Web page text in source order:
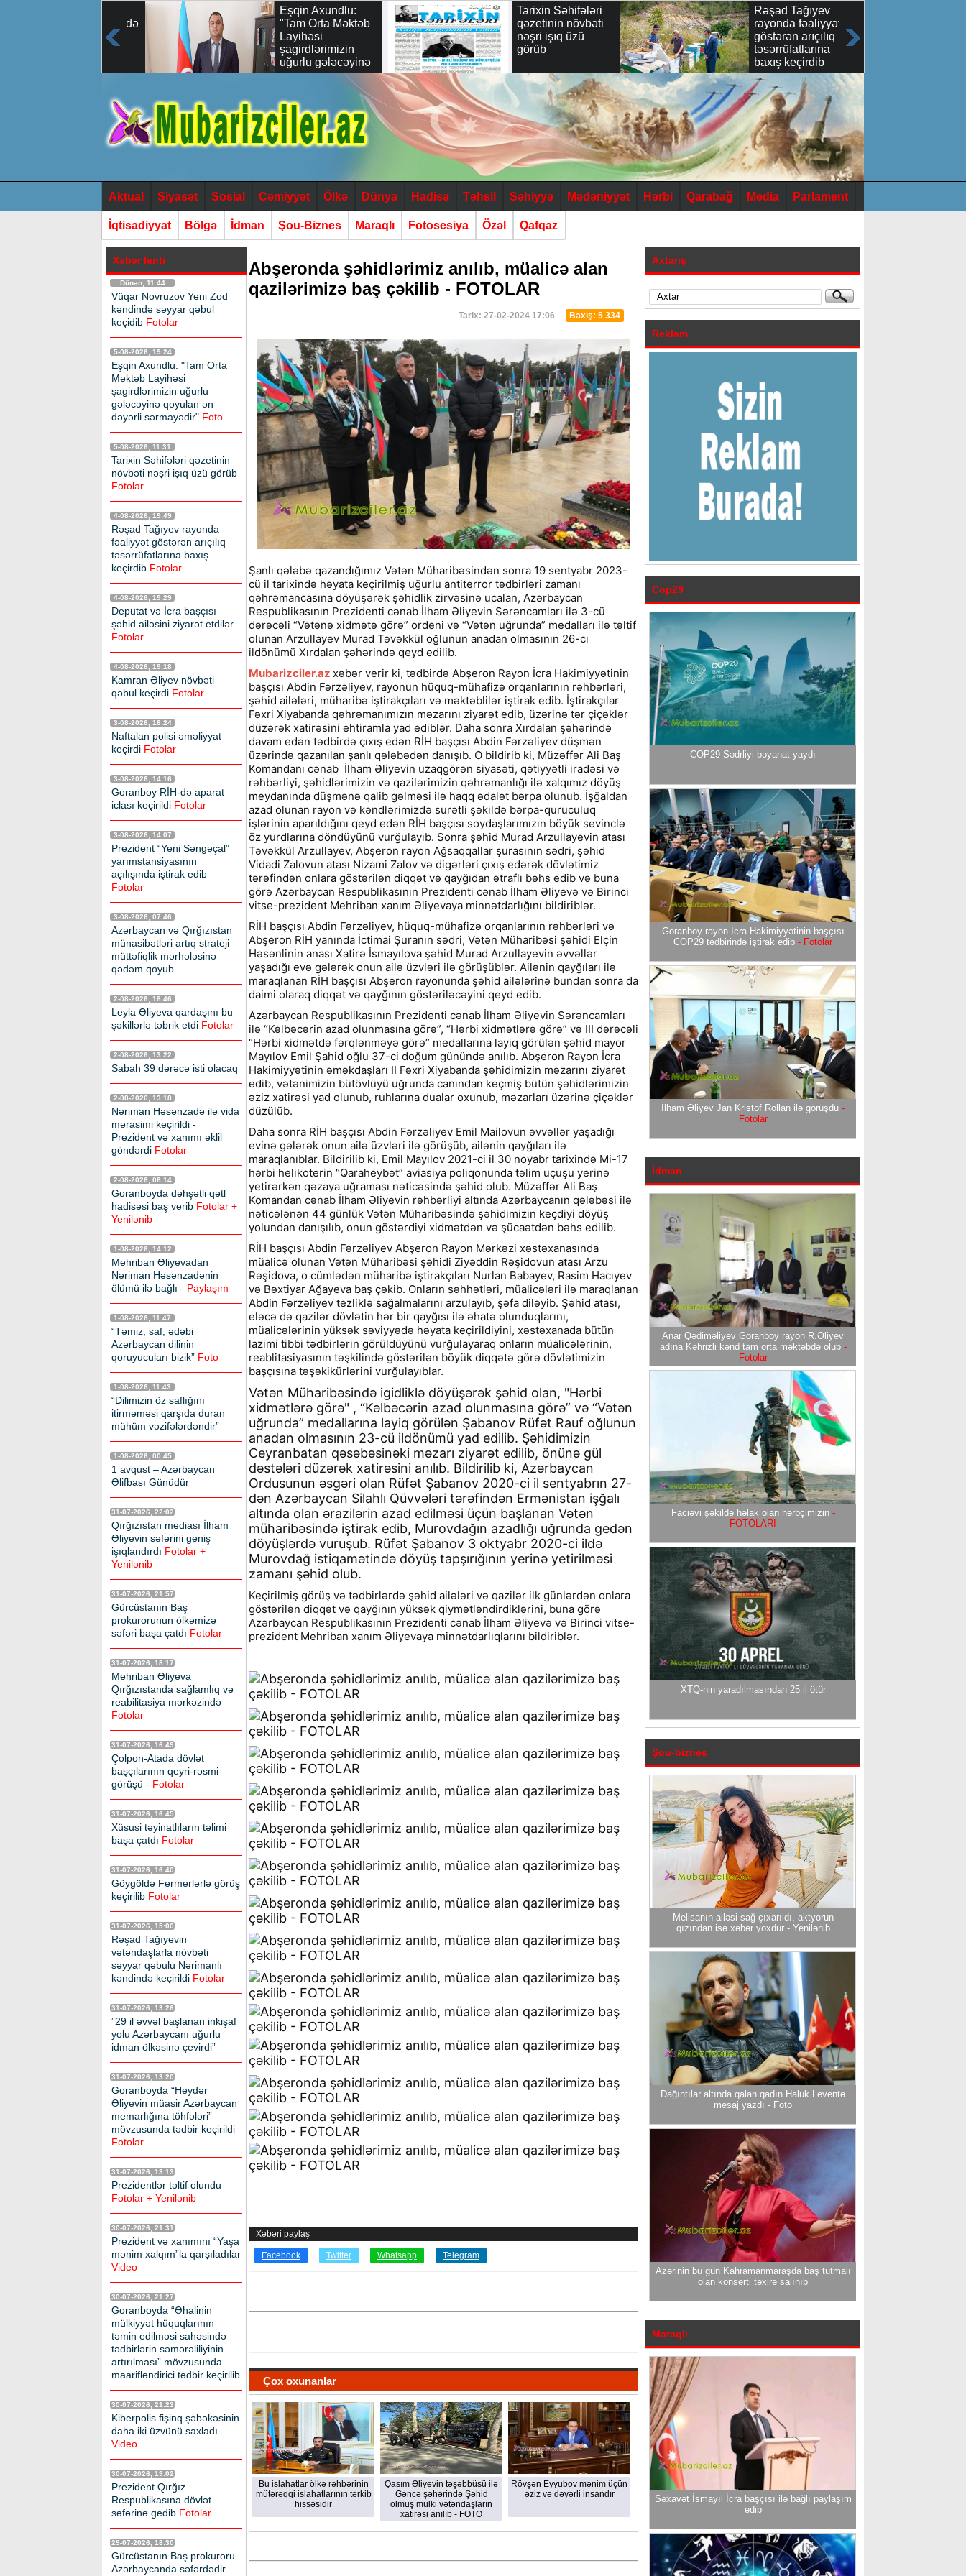
Eşqin Axundlu:
"Tam Orta Məktəb
Layihəsi
şagirdlərimizin
uğurlu gələcəyinə
qoyulan ən dəyərli
Tarixin Səhifələri
qəzetinin növbəti
nəşri işıq üzü
görüb
Rəşad Tağıyev
rayonda fəaliyyət
göstərən arıçılıq
təsərrüfatlarına
baxış keçirdib
Aktual Siyasət Sosial Cəmiyyət Ölkə Dünya Hadisə Təhsil Səhiyyə Mədəniyyət Hərbi Qarabağ Media Parlament
İqtisadiyyat Bölgə İdman Şou-Biznes Maraqlı Fotosesiya Özəl Qafqaz
Xəbər lenti
Dünən, 11:44
Vüqar Novruzov Yeni Zod
kəndində səyyar qəbul
keçidib Fotolar
5-08-2026, 19:24
Eşqin Axundlu: "Tam Orta
Məktəb Layihəsi
şagirdlərimizin uğurlu
gələcəyinə qoyulan ən
dəyərli sərmayədir" Foto
5-08-2026, 11:31
Tarixin Səhifələri qəzetinin
növbəti nəşri işıq üzü görüb
Fotolar
4-08-2026, 19:49
Rəşad Tağıyev rayonda
fəaliyyət göstərən arıçılıq
təsərrüfatlarına baxış
keçirdib Fotolar
4-08-2026, 19:29
Deputat və İcra başçısı
şəhid ailəsini ziyarət etdilər
Fotolar
4-08-2026, 19:18
Kamran Əliyev növbəti
qəbul keçirdi Fotolar
3-08-2026, 18:24
Naftalan polisi əməliyyat
keçirdi Fotolar
3-08-2026, 14:16
Goranboy RİH-də aparat
iclası keçirildi Fotolar
3-08-2026, 14:07
Prezident “Yeni Səngəçal”
yarımstansiyasının
açılışında iştirak edib
Fotolar
3-08-2026, 07:46
Azərbaycan və Qırğızıstan
münasibətləri artıq strateji
müttəfiqlik mərhələsinə
qədəm qoyub
2-08-2026, 18:46
Leyla Əliyeva qardaşını bu
şəkillərlə təbrik etdi Fotolar
2-08-2026, 13:22
Sabah 39 dərəcə isti olacaq
2-08-2026, 13:18
Nəriman Həsənzadə ilə vida
mərasimi keçirildi -
Prezident və xanımı əklil
göndərdi Fotolar
2-08-2026, 08:14
Goranboyda dəhşətli qətl
hadisəsi baş verib Fotolar +
Yenilənib
1-08-2026, 14:12
Mehriban Əliyevadan
Nəriman Həsənzadənin
ölümü ilə bağlı - Paylaşım
1-08-2026, 11:47
“Təmiz, saf, ədəbi
Azərbaycan dilinin
qoruyucuları bizik” Foto
1-08-2026, 11:43
“Dilimizin öz saflığını
itirməməsi qarşıda duran
mühüm vəzifələrdəndir”
1-08-2026, 00:45
1 avqust – Azərbaycan
Əlifbası Günüdür
31-07-2026, 22:02
Qırğızıstan mediası İlham
Əliyevin səfərini geniş
işıqlandırdı Fotolar +
Yenilənib
31-07-2026, 21:57
Gürcüstanın Baş
prokurorunun ölkəmizə
səfəri başa çatdı Fotolar
31-07-2026, 18:17
Mehriban Əliyeva
Qırğızıstanda sağlamlıq və
reabilitasiya mərkəzində
Fotolar
31-07-2026, 16:49
Çolpon-Atada dövlət
başçılarının qeyri-rəsmi
görüşü - Fotolar
31-07-2026, 16:45
Xüsusi təyinatlıların təlimi
başa çatdı Fotolar
31-07-2026, 16:40
Göygöldə Fermerlərlə görüş
keçirilib Fotolar
31-07-2026, 15:00
Rəşad Tağıyevin
vətəndaşlarla növbəti
səyyar qəbulu Nərimanlı
kəndində keçirildi Fotolar
31-07-2026, 13:26
”29 il əvvəl başlanan inkişaf
yolu Azərbaycanı uğurlu
idman ölkəsinə çevirdi”
31-07-2026, 13:20
Goranboyda “Heydər
Əliyevin müasir Azərbaycan
memarlığına töhfələri”
mövzusunda tədbir keçirildi
Fotolar
31-07-2026, 13:13
Prezidentlər təltif olundu
Fotolar + Yenilənib
30-07-2026, 21:31
Prezident və xanımını “Yaşa
mənim xalqım”la qarşıladılar
Video
30-07-2026, 21:27
Goranboyda “Əhalinin
mülkiyyət hüquqlarının
təmin edilməsi sahəsində
tədbirlərin səmərəliliyinin
artırılması” mövzusunda
maarifləndirici tədbir keçirilib
30-07-2026, 21:23
Kiberpolis fişinq şəbəkəsinin
daha iki üzvünü saxladı
Video
30-07-2026, 19:02
Prezident Qırğız
Respublikasına dövlət
səfərinə gedib Fotolar
29-07-2026, 18:30
Gürcüstanın Baş prokuroru
Azərbaycanda səfərdədir
Abşeronda şəhidlərimiz anılıb, müalicə alan
qazilərimizə baş çəkilib - FOTOLAR
Tarix: 27-02-2024 17:06 Baxış: 5 334
Şanlı qələbə qazandığımız Vətən Müharibəsindən sonra 19 sentyabr 2023-
cü il tarixində həyata keçirilmiş uğurlu antiterror tədbirləri zamanı
qəhrəmancasına döyüşərək şəhidlik zirvəsinə ucalan, Azərbaycan
Respublikasının Prezidenti cənab İlham Əliyevin Sərəncamları ilə 3-cü
dərəcəli “Vətənə xidmətə görə” ordeni və “Vətən uğrunda” medalları ilə təltif
olunan Arzullayev Murad Təvəkkül oğlunun anadan olmasının 26-cı
ildönümü Xırdalan şəhərində qeyd edilib.
Mubarizciler.az xəbər verir ki, tədbirdə Abşeron Rayon İcra Hakimiyyətinin
başçısı Abdin Fərzəliyev, rayonun hüquq-mühafizə orqanlarının rəhbərləri,
şəhid ailələri, müharibə iştirakçıları və məktəblilər iştirak edib. İştirakçılar
Fəxri Xiyabanda qəhrəmanımızın məzarını ziyarət edib, üzərinə tər çiçəklər
düzərək xatirəsini ehtiramla yad ediblər. Daha sonra Xırdalan şəhərində
davam edən tədbirdə çıxış edən RİH başçısı Abdin Fərzəliyev düşmən
üzərində qazanılan şanlı qələbədən danışıb. O bildirib ki, Müzəffər Ali Baş
Komandanı cənab İlham Əliyevin uzaqgörən siyasəti, qətiyyətli iradəsi və
rəhbərliyi, şəhidlərimizin və qazilərimizin qəhrəmanlığı ilə xalqımız döyüş
meydanında düşmənə qalib gəlməsi ilə haqq ədalət bərpa olunub. İşğaldan
azad olunan rayon və kəndlərimizdə surətli şəkildə bərpa-quruculuq
işlərinin aparıldığını qeyd edən RİH başçısı soydaşlarımızın böyük sevinclə
öz yurdlarına döndüyünü vurğulayıb. Sonra şəhid Murad Arzullayevin atası
Təvəkkül Arzullayev, Abşeron rayon Ağsaqqallar şurasının sədri, şəhid
Vidadi Zalovun atası Nizami Zalov və digərləri çıxış edərək dövlətimiz
tərəfindən onlara göstərilən diqqət və qayğıdan ətraflı bəhs edib və buna
görə Azərbaycan Respublikasının Prezidenti cənab İlham Əliyevə və Birinci
vitse-prezident Mehriban xanım Əliyevaya minnətdarlığını bildiriblər.
RİH başçısı Abdin Fərzəliyev, hüquq-mühafizə orqanlarının rəhbərləri və
Abşeron RİH yanında İctimai Şuranın sədri, Vətən Müharibəsi şəhidi Elçin
Həsənlinin anası Xatirə İsmayılova şəhid Murad Arzullayevin əvvəllər
yaşadığı evə gələrək onun ailə üzvləri ilə görüşüblər. Ailənin qayğıları ilə
maraqlanan RİH başçısı Abşeron rayonunda şəhid ailələrinə bundan sonra da
daimi olaraq diqqət və qayğının göstəriləcəyini qeyd edib.
Azərbaycan Respublikasının Prezidenti cənab İlham Əliyevin Sərəncamları
ilə “Kəlbəcərin azad olunmasına görə”, “Hərbi xidmətlərə görə” və III dərəcəli
“Hərbi xidmətdə fərqlənməyə görə” medallarına layiq görülən şəhid mayor
Mayılov Emil Şahid oğlu 37-ci doğum günündə anılıb. Abşeron Rayon İcra
Hakimiyyətinin əməkdaşları II Fəxri Xiyabanda şəhidimizin məzarını ziyarət
edib, vətənimizin bütövlüyü uğrunda canından keçmiş bütün şəhidlərimizin
əziz xatirəsi yad olunub, ruhlarına dualar oxunub, məzarları üzərinə çiçəklər
düzülüb.
Daha sonra RİH başçısı Abdin Fərzəliyev Emil Mailovun əvvəllər yaşadığı
evinə gələrək onun ailə üzvləri ilə görüşüb, ailənin qayğıları ilə
maraqlanıblar. Bildirilib ki, Emil Mayılov 2021-ci il 30 noyabr tarixində Mi-17
hərbi helikoterin “Qaraheybət” aviasiya poliqonunda təlim uçuşu yerinə
yetirərkən qəzaya uğraması nəticəsində şəhid olub. Müzəffər Ali Baş
Komandan cənab İlham Əliyevin rəhbərliyi altında Azərbaycanın qələbəsi ilə
nəticələnən 44 günlük Vətən Müharibəsində şəhidimizin keçdiyi döyüş
yolundan danışılıb, onun göstərdiyi xidmətdən və şücaətdən bəhs edilib.
RİH başçısı Abdin Fərzəliyev Abşeron Rayon Mərkəzi xəstəxanasında
müalicə olunan Vətən Müharibəsi şəhidi Ziyəddin Rəşidovun atası Arzu
Rəşidova, o cümlədən müharibə iştirakçıları Nurlan Babayev, Rasim Hacıyev
və Bəxtiyar Ağayeva baş çəkib. Onların səhhətləri, müalicələri ilə maraqlanan
Abdin Fərzəliyev tezliklə sağalmalarını arzulayıb, şəfa diləyib. Şəhid atası,
eləcə də qazilər dövlətin hər bir qayğısı ilə əhatə olunduqlarını,
müalicələrinin yüksək səviyyədə həyata keçirildiyini, xəstəxanada bütün
lazimi tibbi tədbirlərin görüldüyünü vurğulayaraq onların müalicələrinin,
reablitasiyasının təşkilində göstərilən böyük diqqətə görə dövlətimizin
başçısına təşəkikürlərini vurğulayıblar.
Vətən Müharibəsində igidliklə döyüşərək şəhid olan, "Hərbi
xidmətlərə görə" , “Kəlbəcərin azad olunmasına görə” və “Vətən
uğrunda” medallarına layiq görülən Şabanov Rüfət Rauf oğlunun
anadan olmasının 23-cü ildönümü yad edilib. Şəhidimizin
Ceyranbatan qəsəbəsinəki məzarı ziyarət edilib, önünə gül
dəstələri düzərək xatirəsini anılıb. Bildirilib ki, Azərbaycan
Ordusunun əsgəri olan Rüfət Şabanov 2020-ci il sentyabrın 27-
dən Azərbaycan Silahlı Qüvvələri tərəfindən Ermənistan işğalı
altında olan ərazilərin azad edilməsi üçün başlanan Vətən
müharibəsində iştirak edib, Murovdağın azadlığı uğrunda gedən
döyüşlərdə vuruşub. Rüfət Şabanov 3 oktyabr 2020-ci ildə
Murovdağ istiqamətində döyüş tapşırığının yerinə yetirilməsi
zamanı şəhid olub.
Ads by
0
Reklamınızı SmartBeds by
5
ReklamınızıSmartBeeilə effektiv edi
Keçirilmiş görüş və tədbirlərdə şəhid ailələri və qazilər ilk günlərdən onlara
göstərilən diqqət və qayğının yüksək qiymətləndirdiklərini, buna görə
Azərbaycan Respublikasının Prezidenti cənab İlham Əliyevə və Birinci vitse-
prezident Mehriban xanım Əliyevaya minnətdarlıqlarını bildiriblər.
Xəbəri paylaş
Facebook Twitter Whatsapp Telegram
Çox oxunanlar
Bu islahatlar ölkə rəhbərinin
mütərəqqi islahatlarının tərkib
hissəsidir
Qasım Əliyevin təşəbbüsü ilə
Gəncə şəhərində Şəhid
olmuş mülki vətəndaşların
xatirəsi anılıb - FOTO
Rövşən Eyyubov mənim üçün
əziz və dəyərli insandır
Axtarış
Reklam
Cop29
COP29 Sədrliyi bəyanat yaydı
Goranboy rayon İcra Hakimiyyətinin başçısı
COP29 tədbirində iştirak edib - Fotolar
İlham Əliyev Jan Kristof Rollan ilə görüşdü -
Fotolar
İdman
Anar Qədiməliyev Goranboy rayon R.Əliyev
adına Kəhrizli kənd tam orta məktəbdə olub -
Fotolar
Faciəvi şəkildə həlak olan hərbçimizin -
FOTOLARI
XTQ-nin yaradılmasından 25 il ötür
Şou-biznes
Melisanın ailəsi sağ çıxarıldı, aktyorun
qızından isə xəbər yoxdur - Yenilənib
Dağıntılar altında qalan qadın Haluk Leventə
mesaj yazdı - Foto
Azərinin bu gün Kahramanmaraşda baş tutmalı
olan konserti təxirə salınıb
Maraqlı
Səxavət İsmayıl İcra başçısı ilə bağlı paylaşım
edib